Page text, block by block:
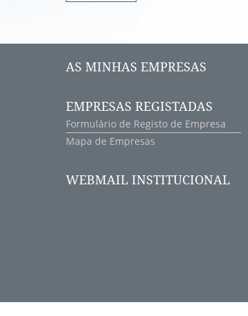
AS MINHAS EMPRESAS
EMPRESAS REGISTADAS
Formulário de Registo de Empresa
Mapa de Empresas
WEBMAIL INSTITUCIONAL